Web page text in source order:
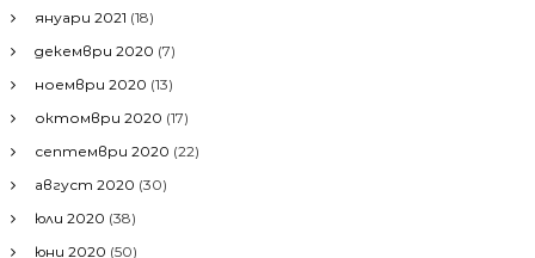
януари 2021 (18)
декември 2020 (7)
ноември 2020 (13)
октомври 2020 (17)
септември 2020 (22)
август 2020 (30)
юли 2020 (38)
юни 2020 (50)